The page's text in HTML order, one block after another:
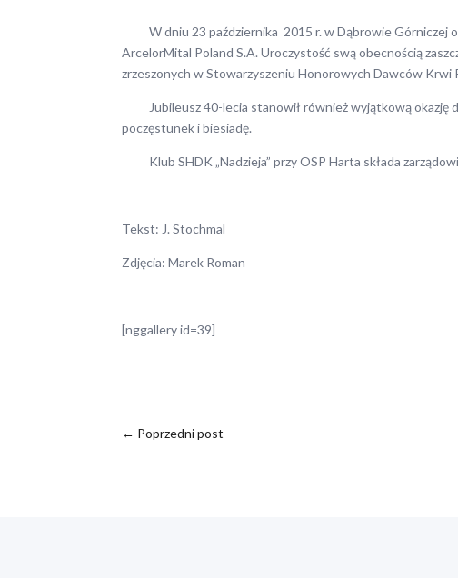
W dniu 23 października 2015 r. w Dąbrowie Górniczej
ArcelorMital Poland S.A. Uroczystość swą obecnością
zrzeszonych w Stowarzyszeniu Honorowych Dawców Krwi
Jubileusz 40-lecia stanowił również wyjątkową okazję
poczęstunek i biesiadę.
Klub SHDK „Nadzieja” przy OSP Harta składa
Tekst: J. Stochmal
Zdjęcia: Marek Roman
[nggallery id=39]
← Poprzedni post